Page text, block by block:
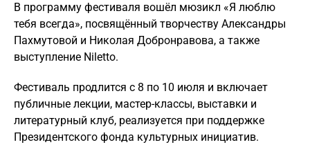
В программу фестиваля вошёл мюзикл «Я люблю
тебя всегда», посвящённый творчеству Александры
Пахмутовой и Николая Добронравова, а также
выступление Niletto.
Фестиваль продлится с 8 по 10 июля и включает
публичные лекции, мастер-классы, выставки и
литературный клуб, реализуется при поддержке
Президентского фонда культурных инициатив.